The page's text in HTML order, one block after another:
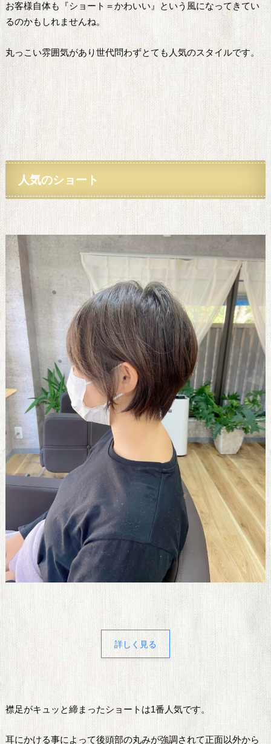
お客様自体も『ショート＝かわいい』という風になってきてい
るのかもしれませんね。
丸っこい雰囲気があり世代問わずとても人気のスタイルです。
人気のショート
詳しく見る
襟足がキュッと締まったショートは1番人気です。
耳にかける事によって後頭部の丸みが強調されて正面以外から